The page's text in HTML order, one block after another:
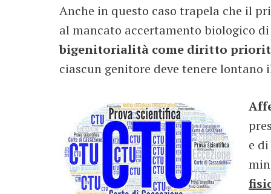
Anche in questo caso trapela che il
al mancato accertamento biologico
bigenitorialità come diritto
ciascun genitore deve tenere
e